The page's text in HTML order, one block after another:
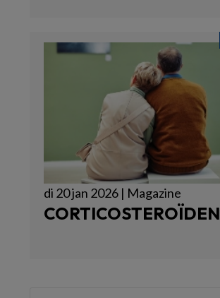
di 20 jan 2026 | Magazine
CORTICOSTEROÏDEN